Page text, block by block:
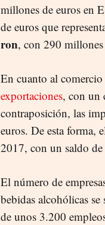
millones de euros en
de euros que
ron, con 290
En cuanto al
exportaciones, con un
contraposición, las
euros. De esta forma,
2017, con un saldo
El número de
bebidas alcohólicas
de unos 3.200